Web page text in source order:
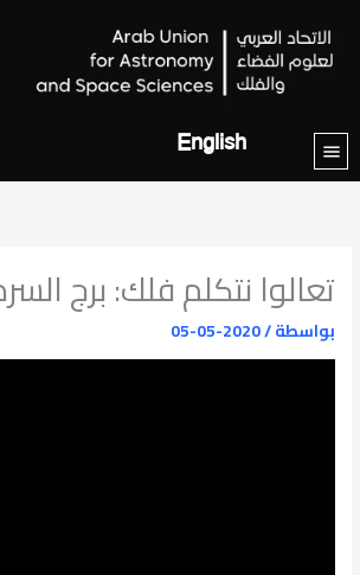
المحتوى
English
تعالوا نتكلم فلك: برج
بواسطة/
2020-05-05